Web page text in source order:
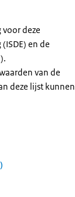
deze
en de
van de
deze lijst kunnen